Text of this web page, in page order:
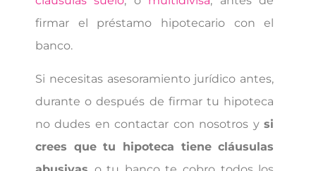
firmar el préstamo hipotecario con el
banco.
Si necesitas asesoramiento jurídico antes,
durante o después de firmar tu hipoteca
no dudes en contactar con nosotros ysi
crees que tu hipoteca tiene cláusulas